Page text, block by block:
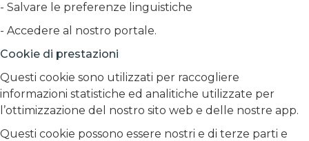
- Salvare le preferenze linguistiche
- Accedere al nostro portale.
Cookie di prestazioni
Questi cookie sono utilizzati per raccogliere
informazioni statistiche ed analitiche utilizzate per
l’ottimizzazione del nostro sito web e delle nostre app.
Questi cookie possono essere nostri e di terze parti e